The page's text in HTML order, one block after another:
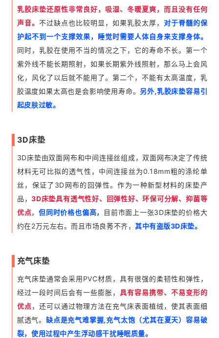
乳胶床垫还原性非常良好，吸湿、冬暖夏爽，而且没有任何
声音。 不过缺点也比较明显，如果乳胶太厚， 对于脊髓的保
护起不到一个支撑效果，睡觉时需要人体自身来支撑身体。
同时，乳胶在使用不当的情况之下，它的寿命不长。第一个
紫外线不能长期照射，如果长期紫外线照射，那么马上会风
化，风化了以后就不能用了。第二个，不能有太高温度，乳
胶温度如果太高也是会影响使用寿命。 另外,乳胶床垫容易引
起皮肤过敏。
3D床垫
3D床垫由双面网布和中间连接丝组成，双面网布决定了传统
材料无可比拟的透气性，中间连接丝为0.18mm粗的涤纶单
丝，保证了3D网布的回弹性。作为一种新型材料的床垫产
品，3D床垫具有透气性好、回弹性好、环保可分解、抑菌等
优点，但同时价格也偏高，
目前市面上一张3D床垫的价格大
约在2万元左右。而且市场良莠不齐，其中有盗版3D床垫。
充气床垫
充气床垫通常会采用PVC材质，具有很强的柔韧性和弹性，
经过一段时间后会有一些膨胀， 具有容易携带、不易变形的
优点，还可以通过物理方法在充气床表面植绒，使其表面细
腻透气。缺点是充气难掌握,充气太饱（尤其在夏天）容易破
裂，使用过程中产生浮动感干扰睡眠质量。